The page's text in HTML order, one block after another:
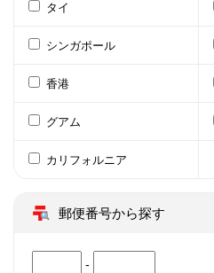
タイ
シンガポール
香港
グアム
カリフォルニア
郵便番号から探す
-